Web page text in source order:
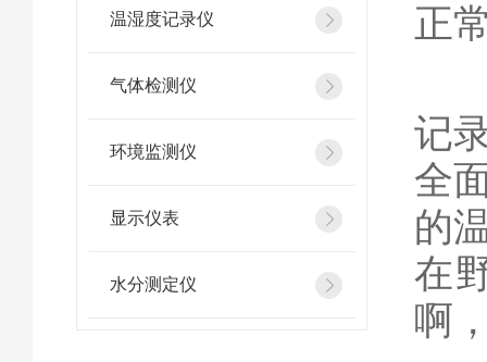
温湿度记录仪
气体检测仪
环境监测仪
显示仪表
水分测定仪
正
记
全
的
在
啊